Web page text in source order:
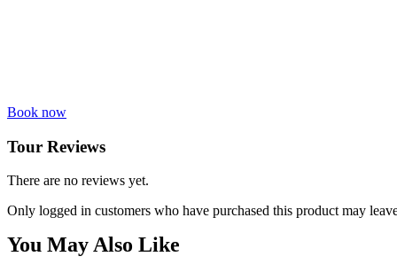
Book now
Tour Reviews
There are no reviews yet.
Only logged in customers who have purchased this product may
You May Also Like